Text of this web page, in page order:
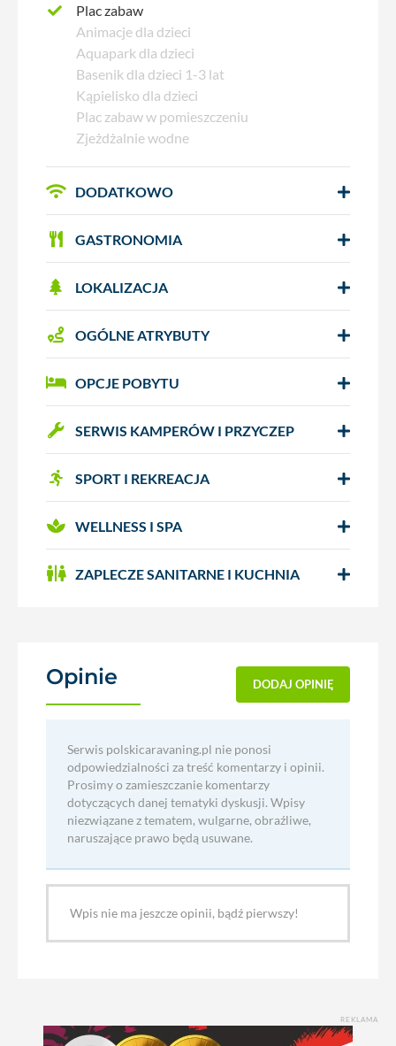
Plac zabaw
Animacje dla dzieci
Aquapark dla dzieci
Basenik dla dzieci 1-3 lat
Kąpielisko dla dzieci
Plac zabaw w pomieszczeniu
Zjeżdżalnie wodne
DODATKOWO
GASTRONOMIA
LOKALIZACJA
OGÓLNE ATRYBUTY
OPCJE POBYTU
SERWIS KAMPERÓW I PRZYCZEP
SPORT I REKREACJA
WELLNESS I SPA
ZAPLECZE SANITARNE I KUCHNIA
Opinie DODAJ OPINIĘ
Serwis polskicaravaning.pl nie ponosi
odpowiedzialności za treść komentarzy i opinii.
Prosimy o zamieszczanie komentarzy
dotyczących danej tematyki dyskusji. Wpisy
niezwiązane z tematem, wulgarne, obraźliwe,
naruszające prawo będą usuwane.
Wpis nie ma jeszcze opinii, bądź pierwszy!
REKLAMA